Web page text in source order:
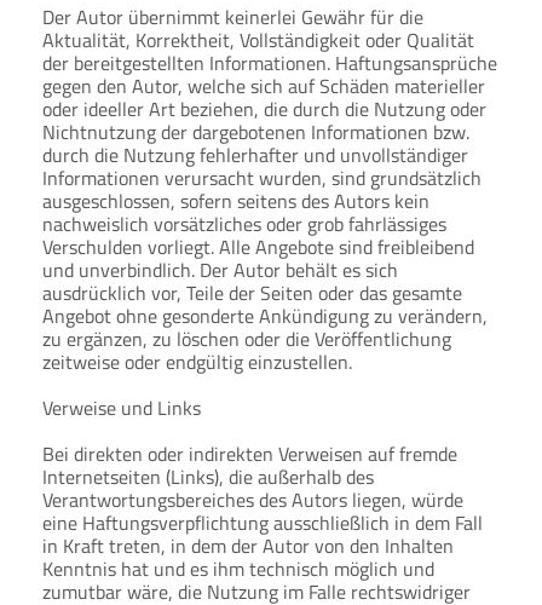
Der Autor übernimmt keinerlei Gewähr für die
Aktualität, Korrektheit, Vollständigkeit oder Qualität
der bereitgestellten Informationen. Haftungsansprüche
gegen den Autor, welche sich auf Schäden materieller
oder ideeller Art beziehen, die durch die Nutzung oder
Nichtnutzung der dargebotenen Informationen bzw.
durch die Nutzung fehlerhafter und unvollständiger
Informationen verursacht wurden, sind grundsätzlich
ausgeschlossen, sofern seitens des Autors kein
nachweislich vorsätzliches oder grob fahrlässiges
Verschulden vorliegt. Alle Angebote sind freibleibend
und unverbindlich. Der Autor behält es sich
ausdrücklich vor, Teile der Seiten oder das gesamte
Angebot ohne gesonderte Ankündigung zu verändern,
zu ergänzen, zu löschen oder die Veröffentlichung
zeitweise oder endgültig einzustellen.
Verweise und Links
Bei direkten oder indirekten Verweisen auf fremde
Internetseiten (Links), die außerhalb des
Verantwortungsbereiches des Autors liegen, würde
eine Haftungsverpflichtung ausschließlich in dem Fall
in Kraft treten, in dem der Autor von den Inhalten
Kenntnis hat und es ihm technisch möglich und
zumutbar wäre, die Nutzung im Falle rechtswidriger